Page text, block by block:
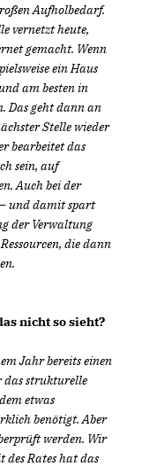
Aufholbedarf.
vernetzt heute,
gemacht. Wenn
ein Haus
am besten in
Das geht dann an
Stelle wieder
bearbeitet das
sein, auf
Auch bei der
und damit spart
der Verwaltung
die dann
nicht so sieht?
Jahr bereits einen
das strukturelle
etwas
benötigt. Aber
werden. Wir
des Rates hat das